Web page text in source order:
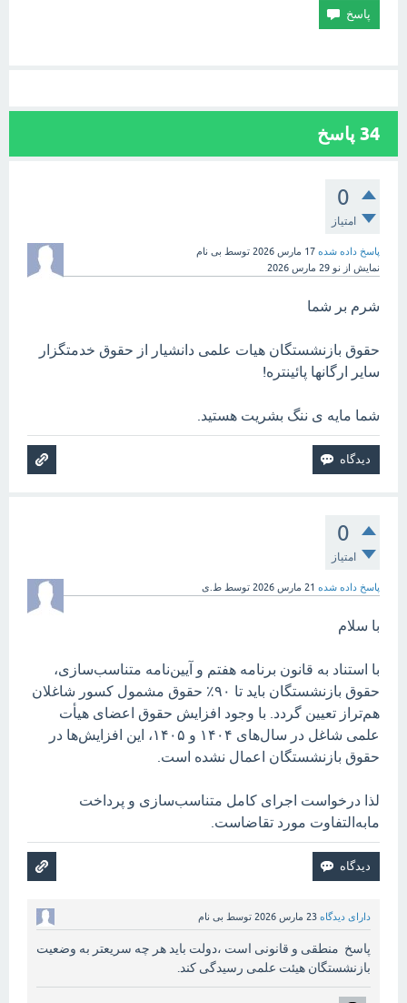
34 پاسخ
0
امتیاز
پاسخ داده شده 17 مارس 2026 توسط بی نام
نمایش از نو 29 مارس 2026
شرم بر شما
حقوق بازنشستگان هیات علمی دانشیار از حقوق خدمتگزار
سایر ارگانها پائینتره!
شما مایه ی ننگ بشریت هستید.
0
امتیاز
پاسخ داده شده 21 مارس 2026 توسط ط.ی
با سلام
با استناد به قانون برنامه هفتم و آیین‌نامه متناسب‌سازی،
حقوق بازنشستگان باید تا ۹۰٪ حقوق مشمول کسور شاغلان
هم‌تراز تعیین گردد. با وجود افزایش حقوق اعضای هیأت
علمی شاغل در سال‌های ۱۴۰۴ و ۱۴۰۵، این افزایش‌ها در
حقوق بازنشستگان اعمال نشده است.
لذا درخواست اجرای کامل متناسب‌سازی و پرداخت
مابه‌التفاوت مورد تقاضاست.
دارای دیدگاه 23 مارس 2026 توسط بی نام
پاسخ منطقی و قانونی است ،دولت باید هر چه سریعتر به وضعیت
بازنشستگان هیئت علمی رسیدگی کند.